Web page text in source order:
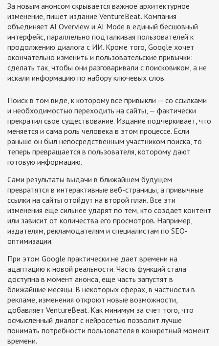
За новым анонсом скрывается важное архитектурное
изменение, пишет издание VentureBeat. Компания
объединяет AI Overview и AI Mode в единый бесшовный
интерфейс, параллельно подталкивая пользователей к
продолжению диалога с ИИ. Кроме того, Google хочет
окончательно изменить и пользовательские привычки:
сделать так, чтобы они разговаривали с поисковиком, а не
искали информацию по набору ключевых слов.
Поиск в том виде, к которому все привыкли — со ссылками
и необходимостью переходить на сайты, — фактически
прекратил свое существование. Издание подчеркивает, что
меняется и сама роль человека в этом процессе. Если
раньше он был непосредственным участником поиска, то
теперь превращается в пользователя, которому дают
готовую информацию.
Сами результаты выдачи в ближайшем будущем
превратятся в интерактивные веб-страницы, а привычные
ссылки на сайты отойдут на второй план. Все эти
изменения еще сильнее ударят по тем, кто создает контент
или зависит от количества его просмотров. Например,
издателям, рекламодателям и специалистам по SEO-
оптимизации.
При этом Google практически не дает времени на
адаптацию к новой реальности. Часть функций стала
доступна в момент анонса, еще часть запустят в
ближайшие месяцы. В некоторых сферах, в частности в
рекламе, изменения откроют новые возможности,
добавляет VentureBeat. Как минимум за счет того, что
осмысленный диалог с нейросетью позволит лучше
понимать потребности пользователя в конкретный момент
времени.